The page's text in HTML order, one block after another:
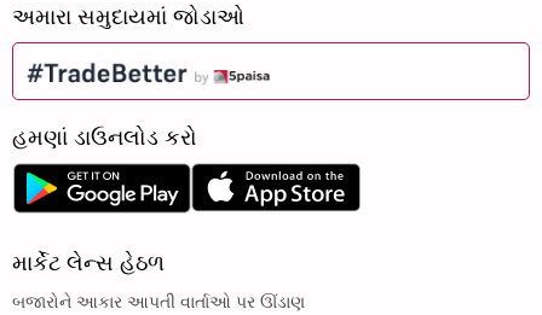
અમારા સમુદાયમાં જોડાઓ
હમણાં ડાઉનલોડ કરો
માર્કેટ લેન્સ હેઠળ
બજારોને આકાર આપતી વાર્તાઓ પર ઊંડાણ